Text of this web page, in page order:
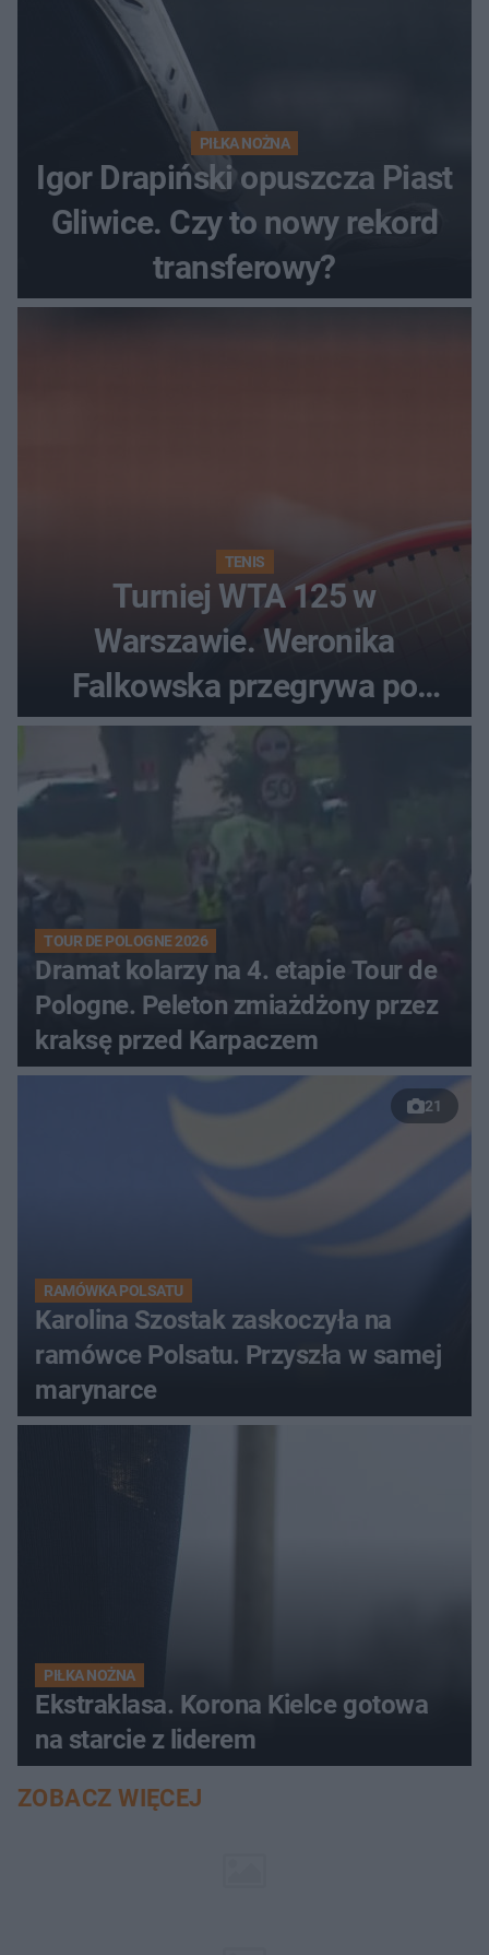
PIŁKA NOŻNA
Igor Drapiński opuszcza Piast
Gliwice. Czy to nowy rekord
transferowy?
TENIS
Turniej WTA 125 w
Warszawie. Weronika
Falkowska przegrywa po
zaciętym boju
TOUR DE POLOGNE 2026
Dramat kolarzy na 4. etapie Tour de
Pologne. Peleton zmiażdżony przez
kraksę przed Karpaczem
21
RAMÓWKA POLSATU
Karolina Szostak zaskoczyła na
ramówce Polsatu. Przyszła w samej
marynarce
PIŁKA NOŻNA
Ekstraklasa. Korona Kielce gotowa
na starcie z liderem
ZOBACZ WIĘCEJ